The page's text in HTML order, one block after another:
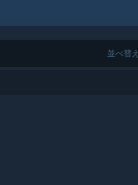
並べ替え